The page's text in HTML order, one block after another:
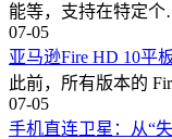
能等，支持在特定
07-05
亚马逊Fire HD 10平
此前，所有版本的
07-05
手机直连卫星：从“